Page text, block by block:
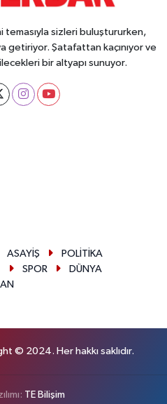
sizleri buluştururken,
getiriyor. Şatafattan kaçınıyor ve
bir altyapı sunuyor.
ASAYİŞ
POLİTİKA
SPOR
DÜNYA
© 2024. Her hakkı saklıdır.
TE Bilişim